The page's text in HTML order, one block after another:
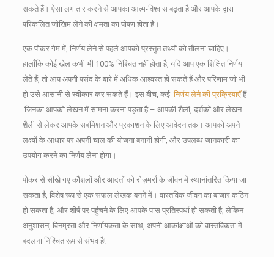
सकते हैं। ऐसा लगातार करने से आपका आत्म-विश्वास बढ़ता है और आपके द्वारा
परिकलित जोखिम लेने की क्षमता का पोषण होता है।
एक पोकर गेम में, निर्णय लेने से पहले आपको प्रस्तुत तथ्यों को तौलना चाहिए।
हालाँकि कोई खेल कभी भी 100% निश्चित नहीं होता है, यदि आप एक शिक्षित निर्णय
लेते हैं, तो आप अपनी पसंद के बारे में अधिक आश्वस्त हो सकते हैं और परिणाम जो भी
हो उसे आसानी से स्वीकार कर सकते हैं। इस बीच, कई निर्णय लेने की प्रक्रियाएँहैं
जिनका आपको लेखन में सामना करना पड़ता है – आपकी शैली, दर्शकों और लेखन
शैली से लेकर आपके सबमिशन और प्रकाशन के लिए आवेदन तक। आपको अपने
लक्ष्यों के आधार पर अपनी चाल की योजना बनानी होगी, और उपलब्ध जानकारी का
उपयोग करने का निर्णय लेना होगा।
पोकर से सीखे गए कौशलों और आदतों को रोज़मर्रा के जीवन में स्थानांतरित किया जा
सकता है, विशेष रूप से एक सफल लेखक बनने में। वास्तविक जीवन का बाजार कठिन
हो सकता है, और शीर्ष पर पहुंचने के लिए आपके पास प्रतिस्पर्धा हो सकती है, लेकिन
अनुशासन, विनम्रता और निर्णायकता के साथ, अपनी आकांक्षाओं को वास्तविकता में
बदलना निश्चित रूप से संभव है!